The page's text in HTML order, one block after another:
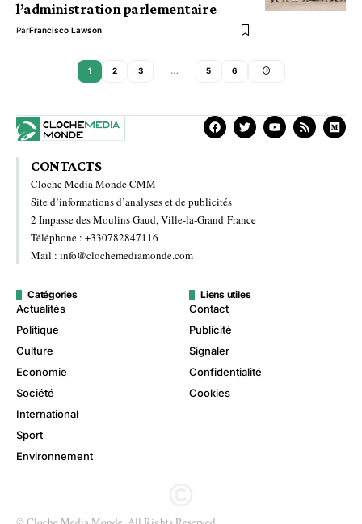
l’administration parlementaire
ParFrancisco Lawson
1 2 3 … 5 6
CONTACTS
Cloche Media Monde CMM
Site d’informations d’analyses et de publicités
2 Impasse des Moulins Gaud, Ville-la-Grand France
Téléphone : +330782847116
Mail : info@clochemediamonde.com
Catégories
Actualités
Politique
Culture
Economie
Société
International
Sport
Environnement
Liens utiles
Contact
Publicité
Signaler
Confidentialité
Cookies